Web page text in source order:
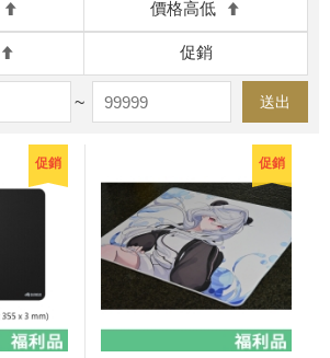
價格高低
促銷
~ 送出
促銷 促銷